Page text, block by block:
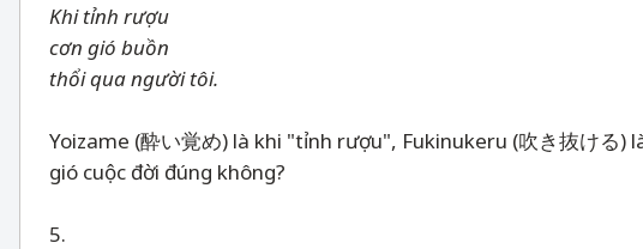
Khi tỉnh rượu
cơn gió buồn
thổi qua người tôi.
Yoizame (酔い覚め) là khi "tỉnh rượu", Fukinukeru (吹き抜ける
gió cuộc đời đúng không?
5.